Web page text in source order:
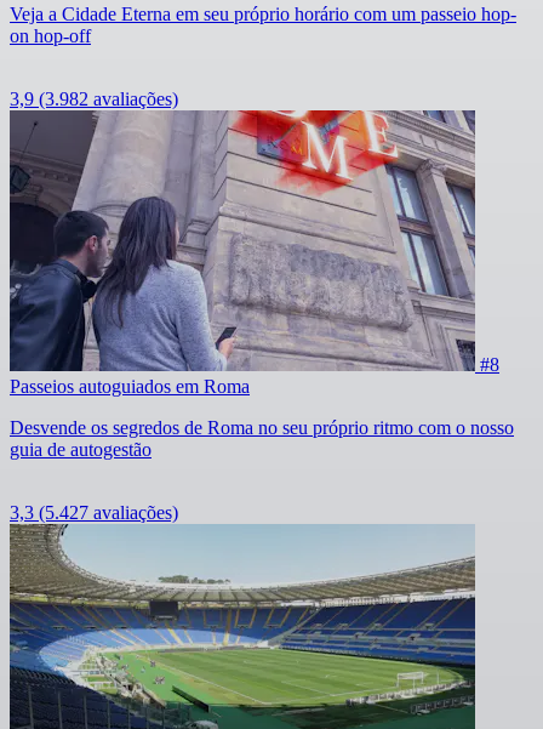
Veja a Cidade Eterna em seu próprio horário com um passeio hop-
on hop-off
3,9 (3.982 avaliações)
#8
Passeios autoguiados em Roma
Desvende os segredos de Roma no seu próprio ritmo com o nosso
guia de autogestão
3,3 (5.427 avaliações)